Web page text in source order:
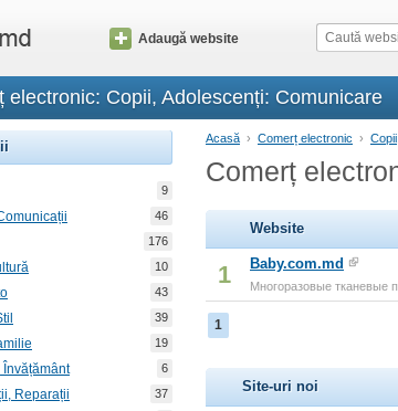
Adaugă website
electronic: Copii, Adolescenți: Comunicare
9
46
176
10
43
39
19
Învățământ 6
Reparații 37
Acasă › Comerț electronic ›
Comerț
Website
1 Baby.com.md
Многоразовые тканевые
1
Site-uri noi